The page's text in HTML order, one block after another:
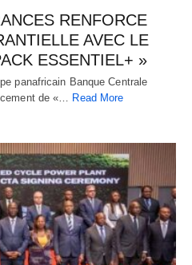
RENFORCE
AVEC LE
ESSENTIEL+ »
panafricain Banque Centrale
de «… Read More